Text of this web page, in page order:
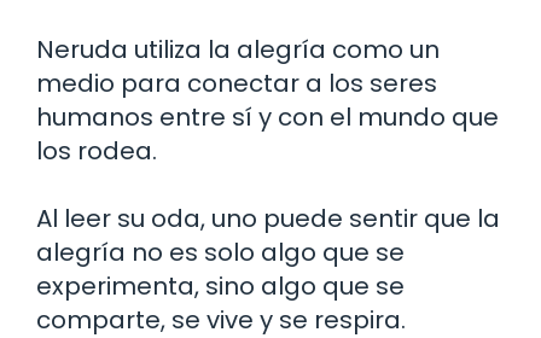
Neruda utiliza la alegría como un
medio para conectar a los seres
humanos entre sí y con el mundo que
los rodea.
Al leer su oda, uno puede sentir que la
alegría no es solo algo que se
experimenta, sino algo que se
comparte, se vive y se respira.